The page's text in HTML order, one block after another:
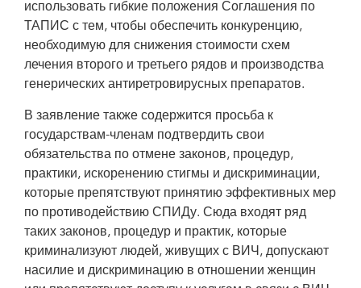
использовать гибкие положения Соглашения по
ТАПИС с тем, чтобы обеспечить конкуренцию,
необходимую для снижения стоимости схем
лечения второго и третьего рядов и производства
генерических антиретровирусных препаратов.
В заявление также содержится просьба к
государствам-членам подтвердить свои
обязательства по отмене законов, процедур,
практики, искоренению стигмы и дискриминации,
которые препятствуют принятию эффективных мер
по противодействию СПИДу. Сюда входят ряд
таких законов, процедур и практик, которые
криминализуют людей, живущих с ВИЧ, допускают
насилие и дискриминацию в отношении женщин